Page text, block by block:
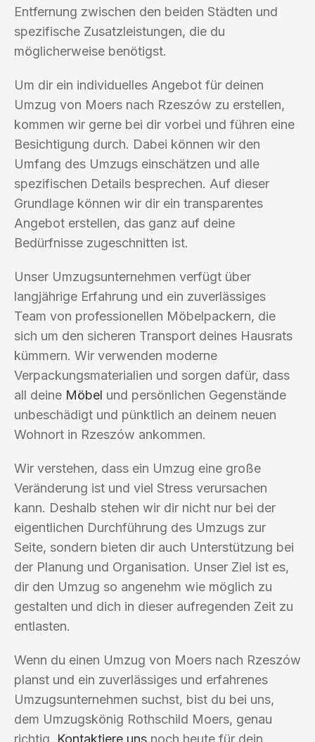
Entfernung zwischen den beiden Städten und
spezifische Zusatzleistungen, die du
möglicherweise benötigst.
Um dir ein individuelles Angebot für deinen
Umzug von Moers nach Rzeszów zu erstellen,
kommen wir gerne bei dir vorbei und führen eine
Besichtigung durch. Dabei können wir den
Umfang des Umzugs einschätzen und alle
spezifischen Details besprechen. Auf dieser
Grundlage können wir dir ein transparentes
Angebot erstellen, das ganz auf deine
Bedürfnisse zugeschnitten ist.
Unser Umzugsunternehmen verfügt über
langjährige Erfahrung und ein zuverlässiges
Team von professionellen Möbelpackern, die
sich um den sicheren Transport deines Hausrats
kümmern. Wir verwenden moderne
Verpackungsmaterialien und sorgen dafür, dass
all deine Möbel und persönlichen Gegenstände
unbeschädigt und pünktlich an deinem neuen
Wohnort in Rzeszów ankommen.
Wir verstehen, dass ein Umzug eine große
Veränderung ist und viel Stress verursachen
kann. Deshalb stehen wir dir nicht nur bei der
eigentlichen Durchführung des Umzugs zur
Seite, sondern bieten dir auch Unterstützung bei
der Planung und Organisation. Unser Ziel ist es,
dir den Umzug so angenehm wie möglich zu
gestalten und dich in dieser aufregenden Zeit zu
entlasten.
Wenn du einen Umzug von Moers nach Rzeszów
planst und ein zuverlässiges und erfahrenes
Umzugsunternehmen suchst, bist du bei uns,
dem Umzugskönig Rothschild Moers, genau
richtig. Kontaktiere uns noch heute für dein